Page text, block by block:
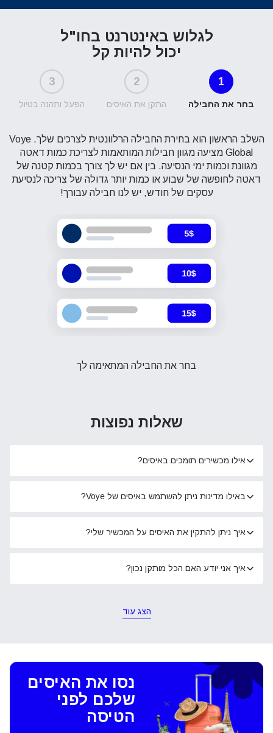
לגלוש באינטרנט בחו"ל
יכול להיות קל
1
בחר את החבילה
2
התקן את האיסים
3
הפעל ותהנה בטיול
השלב הראשון הוא בחירת החבילה הרלוונטית לצרכים שלך. Voye
Global מציעה מגוון חבילות המותאמות לצריכת כמות דאטה
מגוונת וכמות ימי הנסיעה. בין אם יש לך צורך בכמות קטנה של
דאטה לחופשה של שבוע או כמות יותר גדולה של צריכה לנסיעת
עסקים של חודש, יש לנו חבילה עבורך!
בחר את החבילה המתאימה לך
שאלות נפוצות
אילו מכשירים תומכים באיסים?
באילו מדינות ניתן להשתמש באיסים של Voye?
איך ניתן להתקין את האיסים על המכשיר שלי?
איך אני יודע האם הכל מותקן נכון?
הצג עוד
נסו את האיסים
שלכם לפני
הטיסה